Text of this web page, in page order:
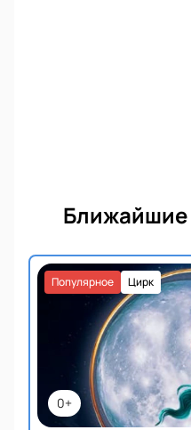
Ближайшие
0+
Цирк
Популярное